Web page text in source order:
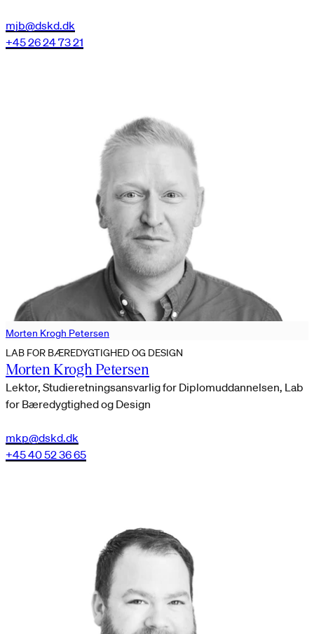
mjb@dskd.dk
+45 26 24 73 21
Morten Krogh Petersen
LAB FOR BÆREDYGTIGHED OG DESIGN
Morten Krogh Petersen
Lektor, Studieretningsansvarlig for Diplomuddannelsen, Lab
for Bæredygtighed og Design
mkp@dskd.dk
+45 40 52 36 65